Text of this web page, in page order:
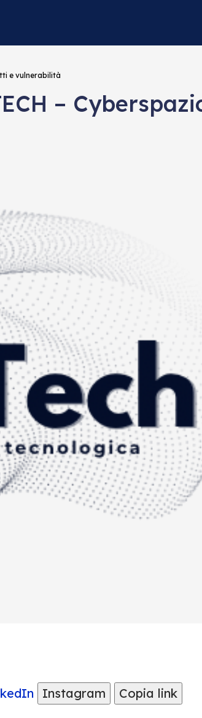
e vulnerabilità
–
Instagram Copia link